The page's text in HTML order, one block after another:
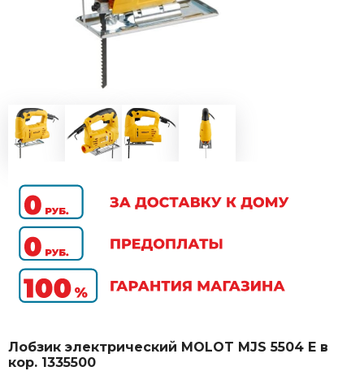
Лобзик электрический MOLOT MJS 5504 E в
кор. 1335500